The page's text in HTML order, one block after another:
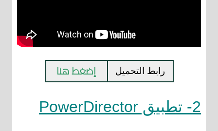
رابط التحميل إضغط هنا
2- تطبيق PowerDirector